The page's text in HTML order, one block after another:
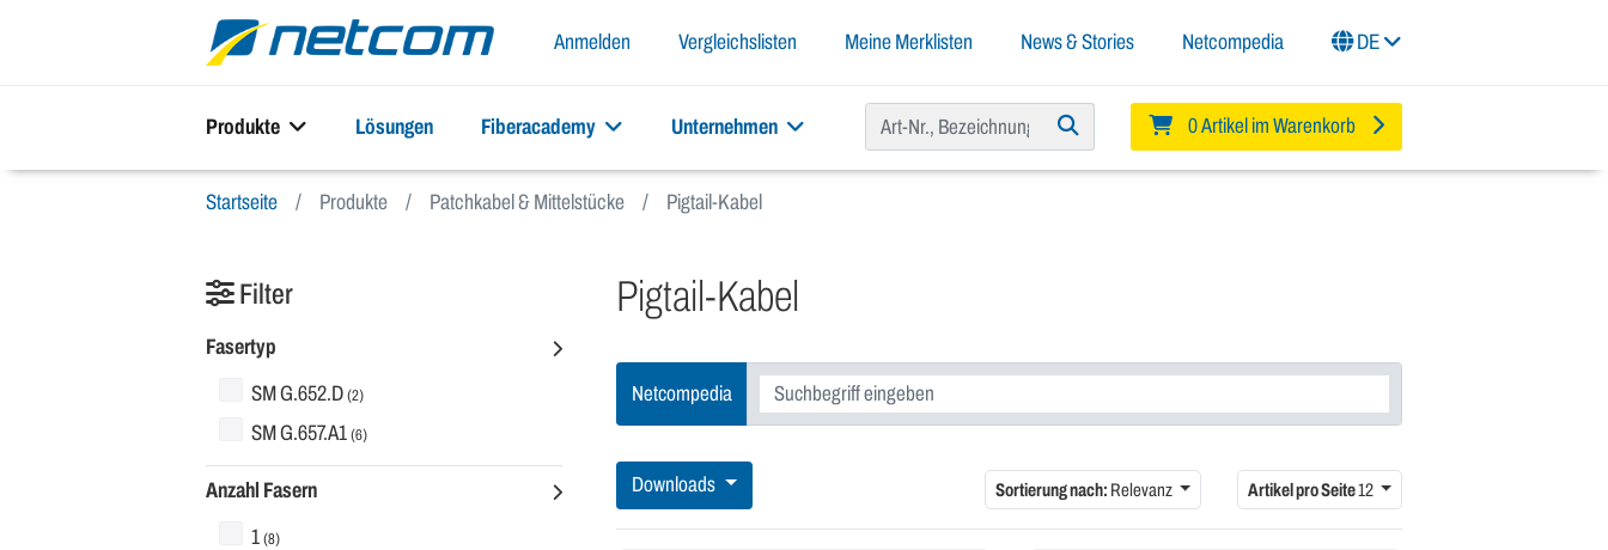
Anmelden Vergleichslisten Meine Merklisten News & Stories Netcompedia DE
Produkte Lösungen Fiberacademy Unternehmen 0 Artikel im Warenkorb
Startseite Produkte Patchkabel & Mittelstücke Pigtail-Kabel
Pigtail-Kabel
Filter
Fasertyp
SM G.652.D (2)
SM G.657.A1 (6)
Anzahl Fasern
1 (8)
Netcompedia
Downloads Sortierung nach: Relevanz Artikel pro Seite12